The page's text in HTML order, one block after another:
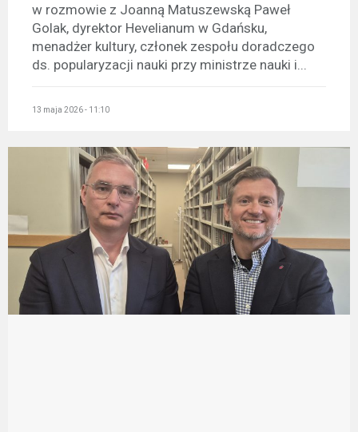
w rozmowie z Joanną Matuszewską Paweł
Golak, dyrektor Hevelianum w Gdańsku,
menadżer kultury, członek zespołu doradczego
ds. popularyzacji nauki przy ministrze nauki i...
13 maja 2026 - 11:10